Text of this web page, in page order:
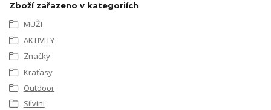
Zboží zařazeno v kategoriích
MUŽI
AKTIVITY
Značky
Kraťasy
Outdoor
Silvini